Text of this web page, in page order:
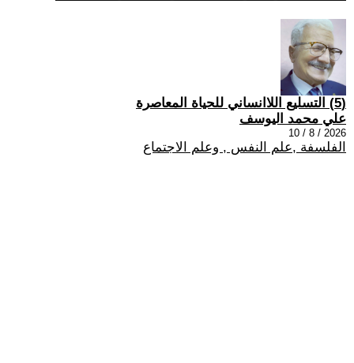
(5) التسليع اللاانساني للحياة المعاصرة
علي محمد اليوسف
2026 / 8 / 10
الفلسفة ,علم النفس , وعلم الاجتماع